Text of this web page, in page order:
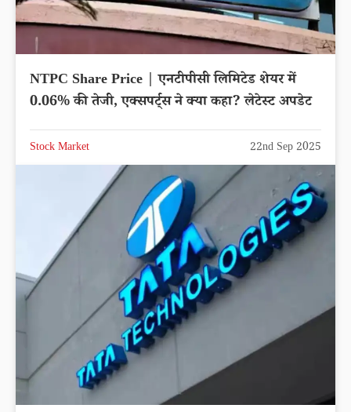
NTPC Share Price | एनटीपीसी लिमिटेड शेयर में
0.06% की तेजी, एक्सपर्ट्स ने क्या कहा? लेटेस्ट अपडेट
Stock Market 22nd Sep 2025